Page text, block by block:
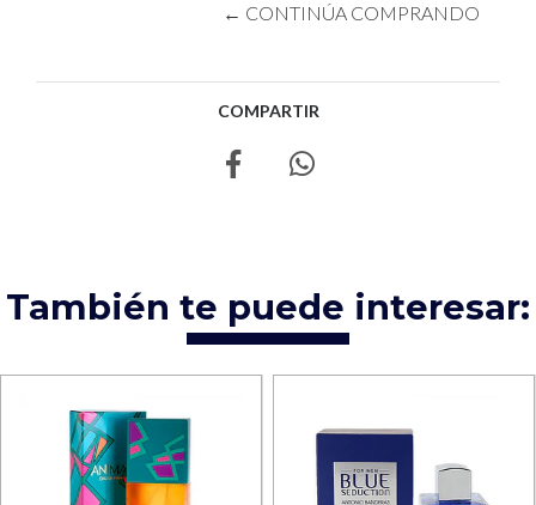
← CONTINÚA COMPRANDO
COMPARTIR
También te puede interesar: